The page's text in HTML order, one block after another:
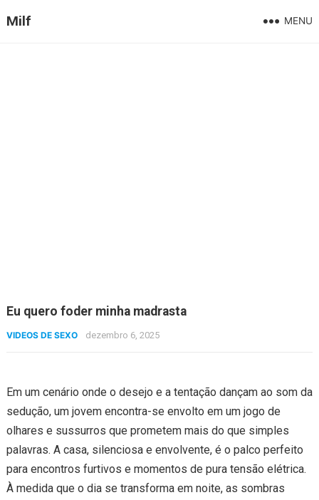
Milf MENU
Eu quero foder minha madrasta
VIDEOS DE SEXO dezembro 6, 2025
Em um cenário onde o desejo e a tentação dançam ao som da
sedução, um jovem encontra-se envolto em um jogo de
olhares e sussurros que prometem mais do que simples
palavras. A casa, silenciosa e envolvente, é o palco perfeito
para encontros furtivos e momentos de pura tensão elétrica.
À medida que o dia se transforma em noite, as sombras